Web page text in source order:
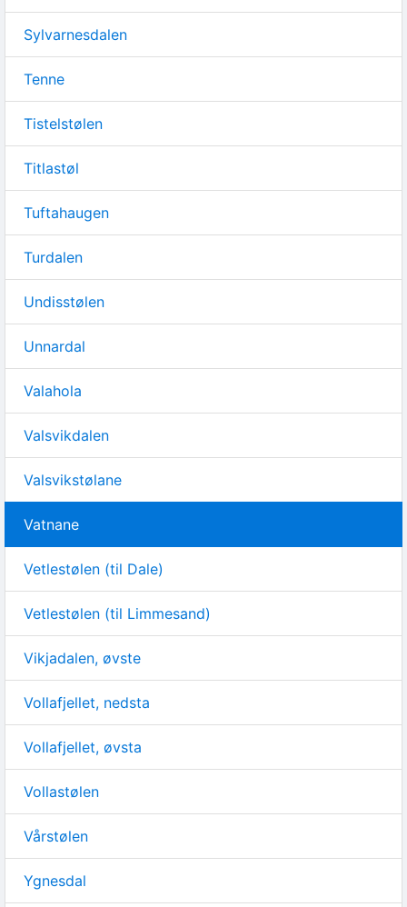
Sylvarnesdalen
Tenne
Tistelstølen
Titlastøl
Tuftahaugen
Turdalen
Undisstølen
Unnardal
Valahola
Valsvikdalen
Valsvikstølane
Vatnane
Vetlestølen (til Dale)
Vetlestølen (til Limmesand)
Vikjadalen, øvste
Vollafjellet, nedsta
Vollafjellet, øvsta
Vollastølen
Vårstølen
Ygnesdal